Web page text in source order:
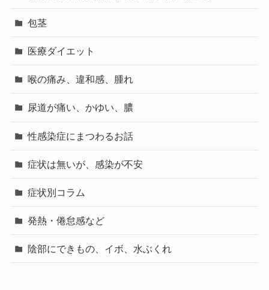
包茎
医療ダイエット
喉の痛み、違和感、腫れ
尿道が痛い、かゆい、膿
性感染症にまつわるお話
症状は無いが、感染が不安
症状別コラム
発熱・倦怠感など
陰部にできもの、イボ、水ぶくれ